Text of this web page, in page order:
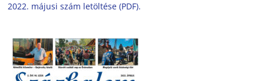
2022. májusi szám letöltése (PDF).